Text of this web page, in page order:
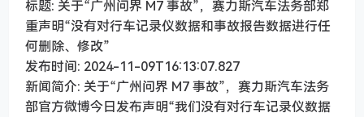
标题: 关于“广州问界 M7 事故”，赛力斯汽车法务部郑
重声明“没有对行车记录仪数据和事故报告数据进行任
何删除、修改”
发布时间: 2024-11-09T16:13:07.827
新闻简介: 关于“广州问界 M7 事故”，赛力斯汽车法务
部官方微博今日发布声明“我们没有对行车记录仪数据